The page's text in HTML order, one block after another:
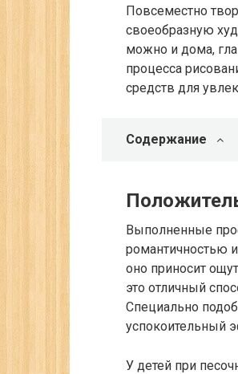
Повсеместно
своеобразную
можно и дома,
процесса
средств для
Содержание
Выполненные
романтичностью
оно приносит
это отличный
Специально
успокоительный
У детей при